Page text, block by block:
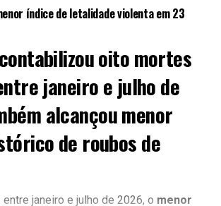
índice de letalidade violenta em 23
oito mortes
janeiro e julho de
alcançou menor
de roubos de
janeiro e julho de 2026, o menor